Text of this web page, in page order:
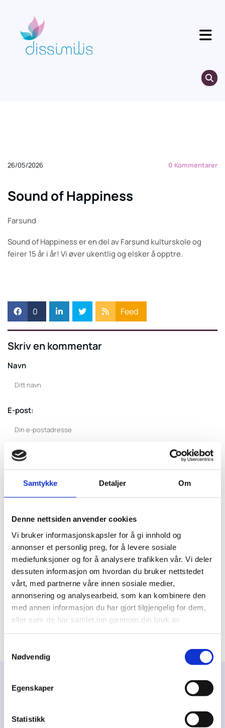
Samtykke Detaljer Om
Denne nettsiden anvender cookies
Vi bruker informasjonskapsler for å gi innhold og
annonser et personlig preg, for å levere sosiale
mediefunksjoner og for å analysere trafikken vår. Vi deler
dessuten informasjon om hvordan du bruker nettstedet
vårt, med partnerne våre innen sosiale medier,
annonsering og analysearbeid, som kan kombinere den
med annen informasjon du har gjort tilgjengelig for dem,
eller som de har samlet inn gjennom din bruk av
Nødvendig
Egenskaper
Statistikk
26/05/2026 0 Kommentarer
Sound of Happiness
Farsund
Sound of Happiness er en del av Farsund kulturskole og
feirer 15 år i år! Vi øver ukentlig og elsker å opptre.
0 Feed
Skriv en kommentar
Navn
E-post:
Kommentar